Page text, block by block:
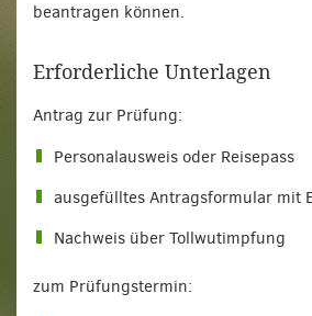
beantragen können.
Erforderliche Unterlagen
Antrag zur Prüfung:
Personalausweis oder Reisepass
ausgefülltes Antragsformular mit
Nachweis über Tollwutimpfung
zum Prüfungstermin: